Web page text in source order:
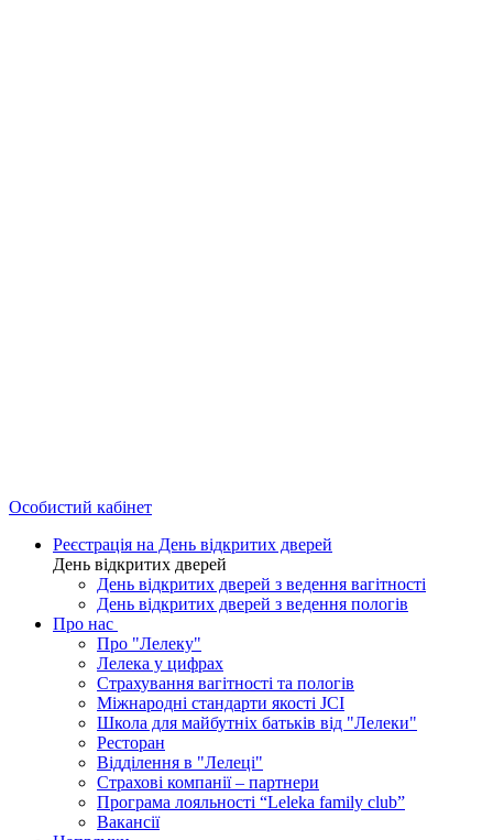
Особистий кабінет
Реєстрація на День відкритих дверей
День відкритих дверей
День відкритих дверей з ведення вагітності
День відкритих дверей з ведення пологів
Про нас
Про "Лелеку"
Лелека у цифрах
Страхування вагітності та пологів
Міжнародні стандарти якості JCI
Школа для майбутніх батьків від "Лелеки"
Ресторан
Відділення в "Лелеці"
Страхові компанії – партнери
Програма лояльності “Leleka family club”
Вакансії